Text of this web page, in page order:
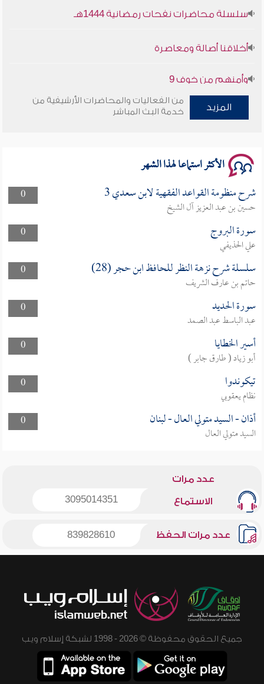
سلسلة محاضرات نفحات رمضانية 1444هـ
المزيد
من الفعاليات والمحاضرات الأرشيفية من
خدمة البث المباشر
الأكثر استماعا لهذا الشهر
0 شرح منظومة القواعد الفقهية لابن سعدي 3
حسين بن عبد العزيز آل الشيخ
0
سورة البروج
علي الحذيفي
0
سلسلة شرح نزهة النظر للحافظ ابن حجر (28)
حاتم بن عارف الشريف
0
سورة الحديد
عبد الباسط عبد الصمد
0
أسير الخطايا
أبو زياد ( طارق جابر )
0
تيكوندوا
نظام يعقوبي
0
أذان - السيد متولي العال - لبنان
السيد متولي العال
عدد مرات
الاستماع 3095014351
عدد مرات الحفظ 839828610
جميع الحقوق محفوظة © 2026 - 1998 لشبكة إسلام ويب